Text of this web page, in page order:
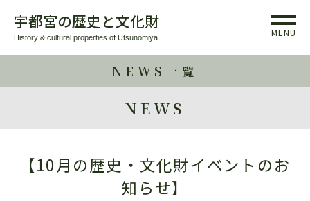
宇都宮の歴史と文化財
History & cultural properties of Utsunomiya MENU
NEWS一覧
NEWS
【10月の歴史・文化財イベントのお
知らせ】